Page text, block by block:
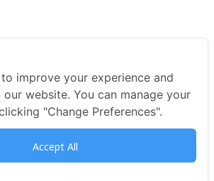
Certificate Data Quality Management
Management Essentials
improve your experience and
website. You can manage your
"Change Preferences".
Accept All